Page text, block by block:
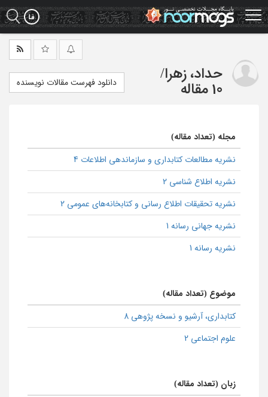
Skip
to
main
حداد، زهرا/
10 مقاله
دانلود فهرست مقالات نویسنده
مجله (تعداد مقاله)
نشریه مطالعات کتابداری و سازماندهی اطلاعات 4
نشریه اطلاع شناسی 2
نشریه تحقیقات اطلاع رسانی و کتابخانه‌های عمومی 2
نشریه جهانی رسانه 1
نشریه رسانه 1
موضوع (تعداد مقاله)
كتابداری، آرشیو و نسخه پژوهی 8
علوم اجتماعی 2
زبان (تعداد مقاله)